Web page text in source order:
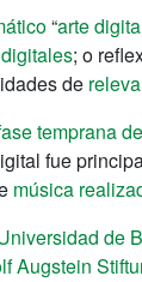
“arte
; o
de
temprana
fue
música
de
Augstein